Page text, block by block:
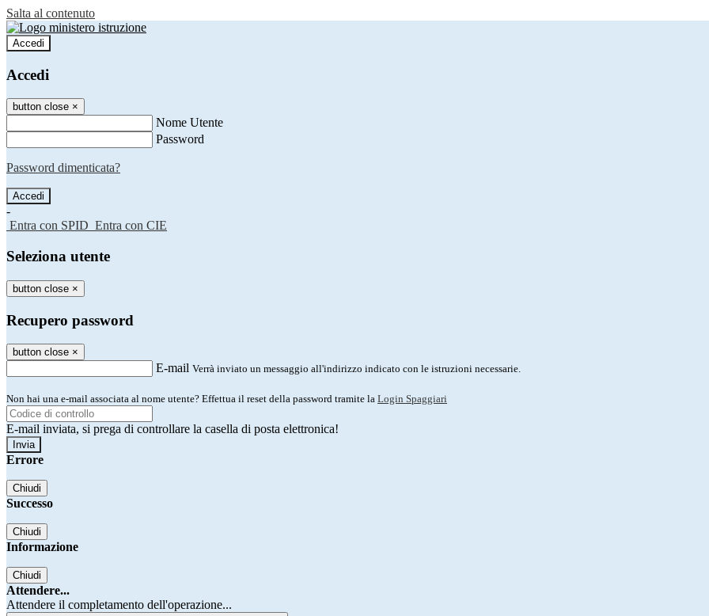
Salta al contenuto
Accedi
Accedi
button close ×
Nome Utente
Password
Password dimenticata?
-
Entra con SPID Entra con CIE
Seleziona utente
button close ×
Recupero password
button close ×
E-mail Verrà inviato un messaggio all'indirizzo indicato con le istruzioni necessarie.
Non hai una e-mail associata al nome utente? Effettua il reset della password tramite la Login Spaggiari
E-mail inviata, si prega di controllare la casella di posta elettronica!
Errore
Chiudi
Successo
Chiudi
Informazione
Chiudi
Attendere...
Attendere il completamento dell'operazione...